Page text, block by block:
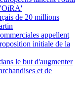
'OiRA'
de 20 millions
appellent
initiale de la
le but d'augmenter
et de